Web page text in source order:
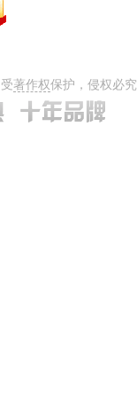
著作权保护，侵权必究